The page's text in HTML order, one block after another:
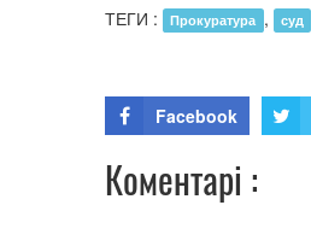
ТЕГИ :
Прокуратура , суд
Facebook
Коментарі :